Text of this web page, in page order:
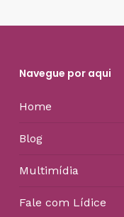
Navegue por aqui
Home
Blog
Multimídia
Fale com Lídice